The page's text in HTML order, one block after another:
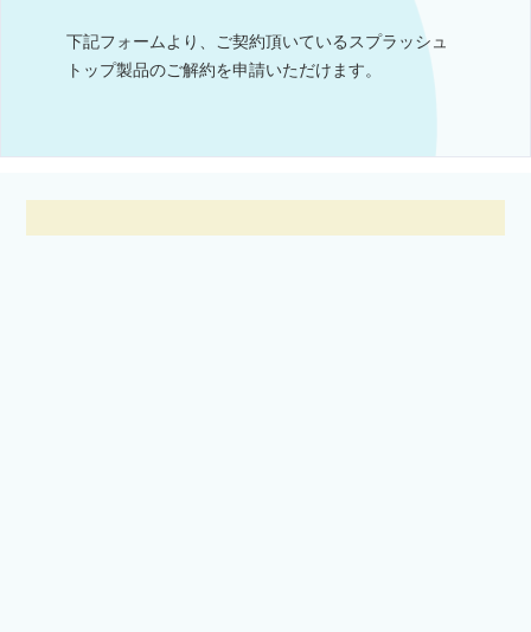
下記フォームより、ご契約頂いているスプラッシュ
トップ製品のご解約を申請いただけます。